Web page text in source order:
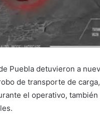
Puebla detuvieron a
de transporte de
el operativo,